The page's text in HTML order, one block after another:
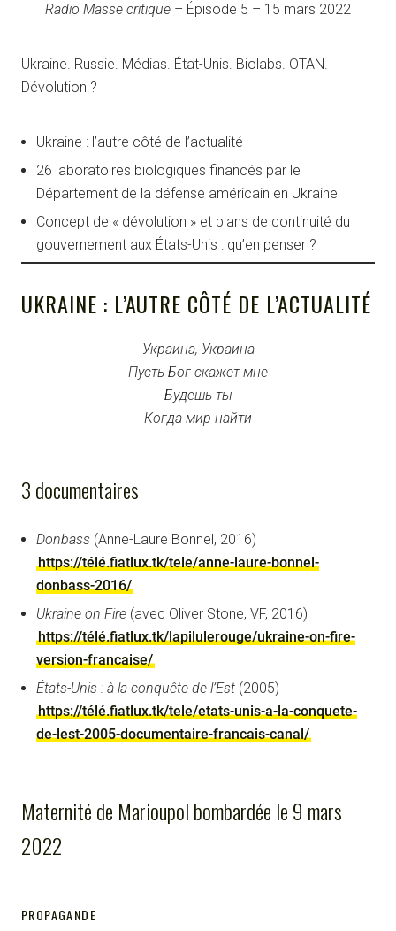
E
o
d
e
LINK
Radio Masse critique – Épisode 5 – 15 mars 2022
Ukraine. Russie. Médias. État-Unis. Biolabs. OTAN.
Dévolution ?
Ukraine : l’autre côté de l’actualité
26 laboratoires biologiques financés par le
Département de la défense américain en Ukraine
Concept de « dévolution » et plans de continuité du
gouvernement aux États-Unis : qu’en penser ?
UKRAINE : L’AUTRE CÔTÉ DE L’ACTUALITÉ
Украина, Украина
Пусть Бог скажет мне
Будешь ты
Когда мир найти
3 documentaires
Donbass (Anne-Laure Bonnel, 2016)
https://télé.fiatlux.tk/tele/anne-laure-bonnel-
donbass-2016/
Ukraine on Fire (avec Oliver Stone, VF, 2016)
https://télé.fiatlux.tk/lapilulerouge/ukraine-on-fire-
version-francaise/
États-Unis : à la conquête de l’Est (2005)
https://télé.fiatlux.tk/tele/etats-unis-a-la-conquete-
de-lest-2005-documentaire-francais-canal/
Maternité de Marioupol bombardée le 9 mars
2022
PROPAGANDE